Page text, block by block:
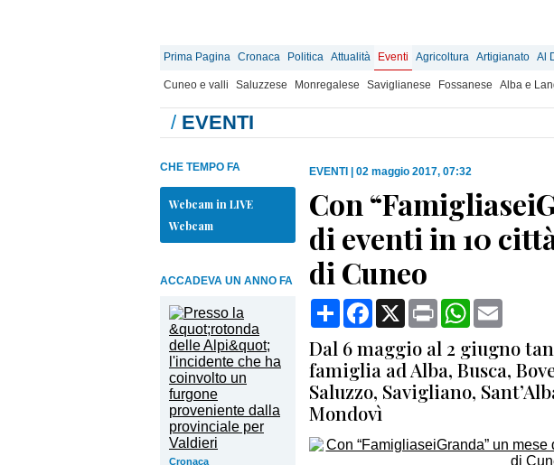
Prima Pagina Cronaca Politica Attualità Eventi Agricoltura Artigianato Al
Cuneo e valli Saluzzese Monregalese Saviglianese Fossanese Alba e
/ EVENTI
CHE TEMPO FA
Webcam in LIVE
Webcam
ACCADEVA UN ANNO FA
Cronaca
EVENTI 02 maggio 2017, 07:32
Con
di eventi in 10
di Cuneo
CondividiFacebook
X Print WhatsApp
Dal 6 maggio al 2 giugno
famiglia ad Alba, Busca,
Saluzzo, Savigliano,
Mondovì